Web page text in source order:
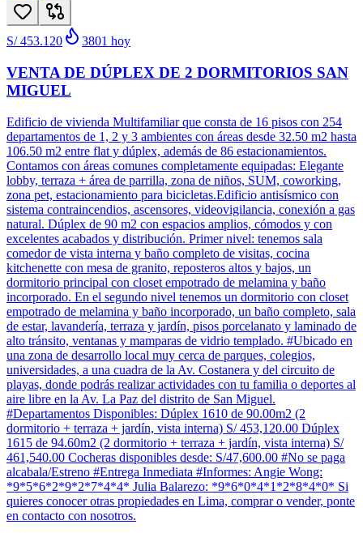
S/ 453.120 3801 hoy
VENTA DE DÚPLEX DE 2 DORMITORIOS SAN
MIGUEL
Edificio de vivienda Multifamiliar que consta de 16 pisos con 254
departamentos de 1, 2 y 3 ambientes con áreas desde 32.50 m2 hasta
106.50 m2 entre flat y dúplex, además de 86 estacionamientos.
Contamos con áreas comunes completamente equipadas: Elegante
lobby, terraza + área de parrilla, zona de niños, SUM, coworking,
zona pet, estacionamiento para bicicletas.Edificio antisísmico con
sistema contraincendios, ascensores, videovigilancia, conexión a gas
natural. Dúplex de 90 m2 con espacios amplios, cómodos y con
excelentes acabados y distribución. Primer nivel: tenemos sala
comedor de vista interna y baño completo de visitas, cocina
kitchenette con mesa de granito, reposteros altos y bajos, un
dormitorio principal con closet empotrado de melamina y baño
incorporado. En el segundo nivel tenemos un dormitorio con closet
empotrado de melamina y baño incorporado, un baño completo, sala
de estar, lavandería, terraza y jardín, pisos porcelanato y laminado de
alto tránsito, ventanas y mamparas de vidrio templado. #Ubicado en
una zona de desarrollo local muy cerca de parques, colegios,
universidades, a una cuadra de la Av. Costanera y del circuito de
playas, donde podrás realizar actividades con tu familia o deportes al
aire libre en la Av. La Paz del distrito de San Miguel.
#Departamentos Disponibles: Dúplex 1610 de 90.00m2 (2
dormitorio + terraza + jardín, vista interna) S/ 453,120.00 Dúplex
1615 de 94.60m2 (2 dormitorio + terraza + jardín, vista interna) S/
461,540.00 Cocheras disponibles desde: S/47,600.00 #No se paga
alcabala/Estreno #Entrega Inmediata #Informes: Angie Wong:
*9*5*6*2*9*2*7*4*4* Julia Balarezo: *9*6*0*4*1*2*8*4*0* Si
quieres conocer otras propiedades en Lima, comprar o vender, ponte
en contacto con nosotros.